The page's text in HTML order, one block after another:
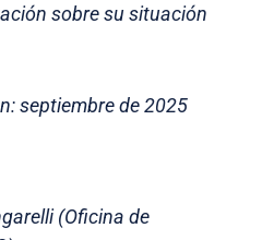
sobre su situación
septiembre de 2025
(Oficina de